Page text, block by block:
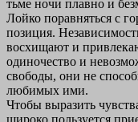
тьме ночи плавно и
Лойко поравняться с
позиция.
восхищают и
одиночество и
свободы, они не
любимых ими.
Чтобы выразить
широко пользуется